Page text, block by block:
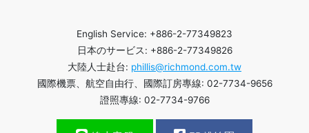
English Service: +886-2-77349823
日本のサービス: +886-2-77349826
大陸人士赴台: phillis@richmond.com.tw
國際機票、航空自由行、國際訂房專線: 02-7734-9656
證照專線: 02-7734-9766